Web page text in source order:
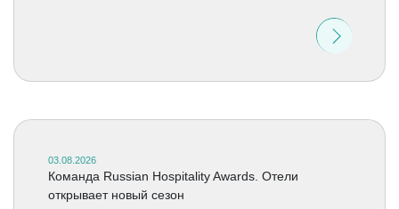
03.08.2026
Команда Russian Hospitality Awards. Отели
открывает новый сезон